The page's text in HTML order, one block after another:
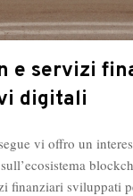
e servizi
digitali
vi offro un
finanziari sviluppati